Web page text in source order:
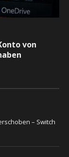
von
– Switch